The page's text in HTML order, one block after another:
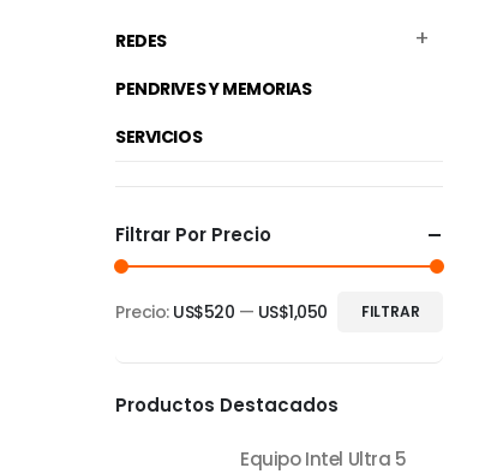
REDES
PENDRIVES Y MEMORIAS
SERVICIOS
Filtrar Por Precio
mínimo
máximo
FILTRAR
Precio: US$520 — US$1,050
Productos Destacados
Equipo Intel Ultra 5